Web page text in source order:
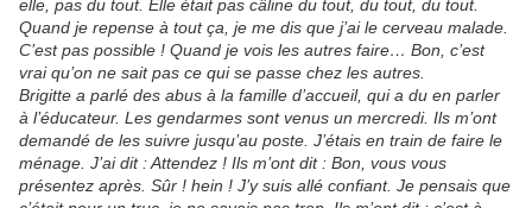
elle, pas du tout. Elle était pas câline du tout, du tout, du tout.
Quand je repense à tout ça, je me dis que j’ai le cerveau malade.
C’est pas possible ! Quand je vois les autres faire… Bon, c’est
vrai qu’on ne sait pas ce qui se passe chez les autres.
Brigitte a parlé des abus à la famille d’accueil, qui a du en parler
à l’éducateur. Les gendarmes sont venus un mercredi. Ils m’ont
demandé de les suivre jusqu’au poste. J’étais en train de faire le
ménage. J’ai dit : Attendez ! Ils m’ont dit : Bon, vous vous
présentez après. Sûr ! hein ! J’y suis allé confiant. Je pensais que